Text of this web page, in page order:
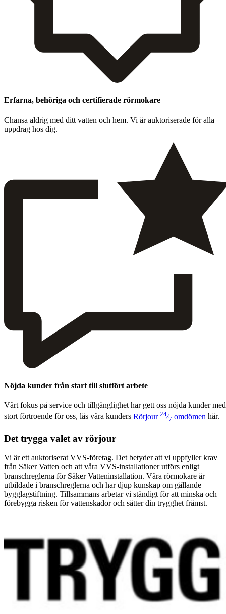
Erfarna, behöriga och certifierade rörmokare
Chansa aldrig med ditt vat­ten och hem. Vi är auk­toris­er­ade för alla
upp­drag hos dig.
Nöjda kunder från start till slutfört arbete
Vårt fokus på ser­vice och till­gäng­lighet har gett oss nöj­da kun­der med
stort förtroende för oss, läs våra kun­ders Rör­jour 24⁄7 omdö­men här.
Det trygga valet av rörjour
Vi är ett auktoriserat VVS-företag. Det betyder att vi uppfyller krav
från Säker Vatten och att våra VVS-installationer utförs enligt
branschreglerna för Säker Vatteninstallation. Våra rörmokare är
utbildade i branschreglerna och har djup kunskap om gällande
bygglagstiftning. Tillsammans arbetar vi ständigt för att minska och
förebygga risken för vattenskador och sätter din trygghet främst.